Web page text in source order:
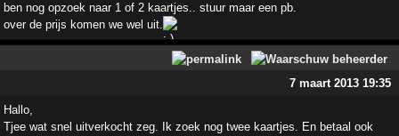
ben nog opzoek naar 1 of 2 kaartjes.. stuur maar een pb.
over de prijs komen we wel uit.
7 maart 2013 19:35
Hallo,
Tjee wat snel uitverkocht zeg. Ik zoek nog twee kaartjes. En betaal ook